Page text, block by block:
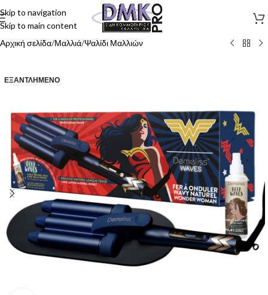
Skip to navigation
Skip to main content
Αρχική σελίδα/Μαλλιά/Ψαλίδι Μαλλιών
ΕΞΑΝΤΛΗΜΈΝΟ